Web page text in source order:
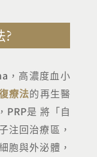
?
，高濃度血小
療法的再生醫
PRP是 將「自
注回治療區，
胞與外泌體，